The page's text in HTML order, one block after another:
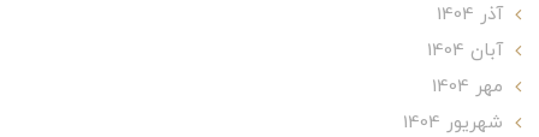
آذر 1404
آبان 1404
مهر 1404
شهریور 1404